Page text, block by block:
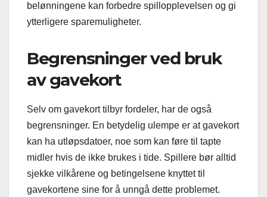
belønningene kan forbedre spillopplevelsen og gi
ytterligere sparemuligheter.
Begrensninger ved bruk
av gavekort
Selv om gavekort tilbyr fordeler, har de også
begrensninger. En betydelig ulempe er at gavekort
kan ha utløpsdatoer, noe som kan føre til tapte
midler hvis de ikke brukes i tide. Spillere bør alltid
sjekke vilkårene og betingelsene knyttet til
gavekortene sine for å unngå dette problemet.